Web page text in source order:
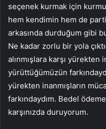
seçenek kurmak için
hem kendimin hem de
arkasında durduğum gibi
Ne kadar zorlu bir yola
alınmışlara karşı yürekten
yürüttüğümüzün
yürekten inanmışların
farkındaydım. Bedel
karşınızda duruyorum.